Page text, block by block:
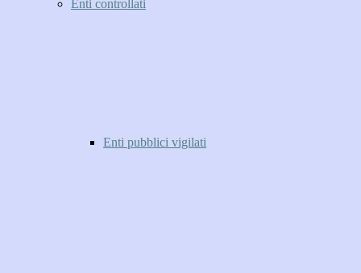
Enti controllati
Enti pubblici vigilati